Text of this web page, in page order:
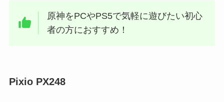
原神をPCやPS5で気軽に遊びたい初心
者の方におすすめ！
Pixio PX248